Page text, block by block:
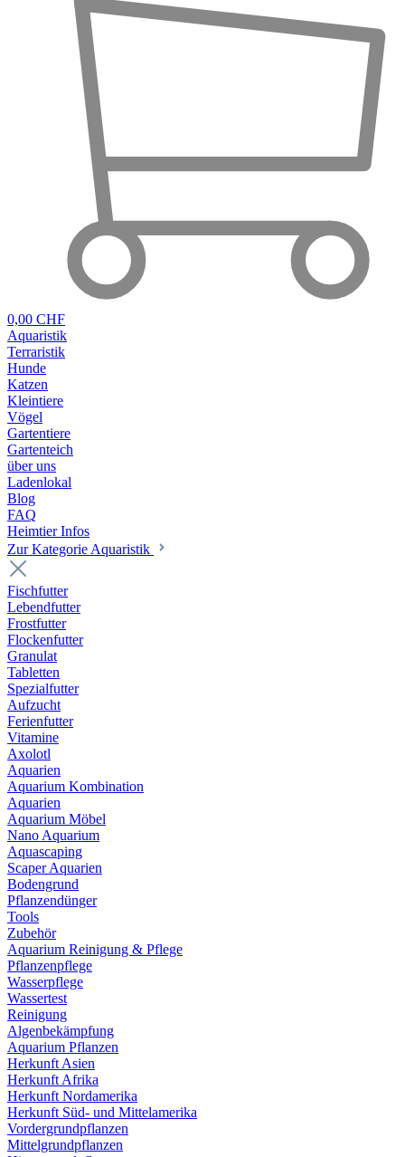
0,00 CHF
Aquaristik
Terraristik
Hunde
Katzen
Kleintiere
Vögel
Gartentiere
Gartenteich
über uns
Ladenlokal
Blog
FAQ
Heimtier Infos
Zur Kategorie Aquaristik
Fischfutter
Lebendfutter
Frostfutter
Flockenfutter
Granulat
Tabletten
Spezialfutter
Aufzucht
Ferienfutter
Vitamine
Axolotl
Aquarien
Aquarium Kombination
Aquarien
Aquarium Möbel
Nano Aquarium
Aquascaping
Scaper Aquarien
Bodengrund
Pflanzendünger
Tools
Zubehör
Aquarium Reinigung & Pflege
Pflanzenpflege
Wasserpflege
Wassertest
Reinigung
Algenbekämpfung
Aquarium Pflanzen
Herkunft Asien
Herkunft Afrika
Herkunft Nordamerika
Herkunft Süd- und Mittelamerika
Vordergrundpflanzen
Mittelgrundpflanzen